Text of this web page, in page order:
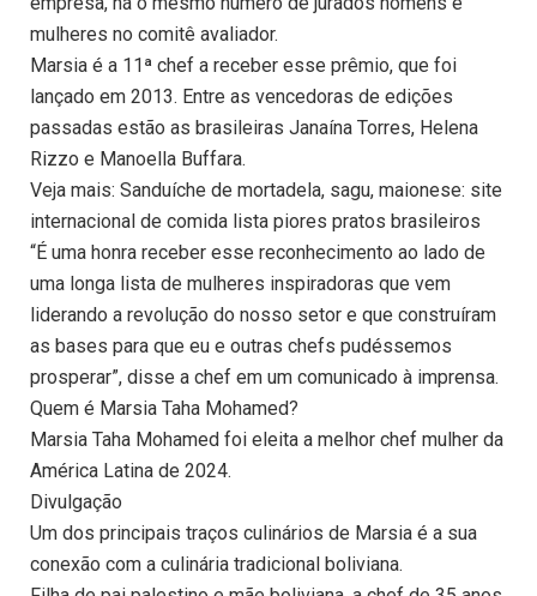
mulheres no comitê avaliador.
Marsia é a 11ª chef a receber esse prêmio, que foi
lançado em 2013. Entre as vencedoras de edições
passadas estão as brasileiras Janaína Torres, Helena
Rizzo e Manoella Buffara.
Veja mais: Sanduíche de mortadela, sagu, maionese: site
internacional de comida lista piores pratos brasileiros
“É uma honra receber esse reconhecimento ao lado de
uma longa lista de mulheres inspiradoras que vem
liderando a revolução do nosso setor e que construíram
as bases para que eu e outras chefs pudéssemos
prosperar”, disse a chef em um comunicado à imprensa.
Quem é Marsia Taha Mohamed?
Marsia Taha Mohamed foi eleita a melhor chef mulher da
América Latina de 2024.
Divulgação
Um dos principais traços culinários de Marsia é a sua
conexão com a culinária tradicional boliviana.